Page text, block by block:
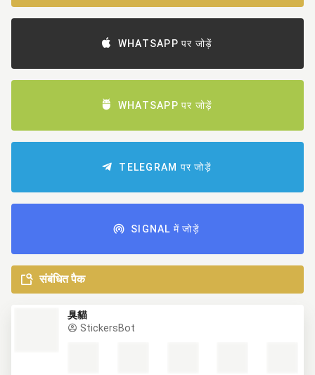
WHATSAPP पर जोड़ें
WHATSAPP पर जोड़ें
TELEGRAM पर जोड़ें
SIGNAL में जोड़ें
संबंधित पैक
臭貓
StickersBot